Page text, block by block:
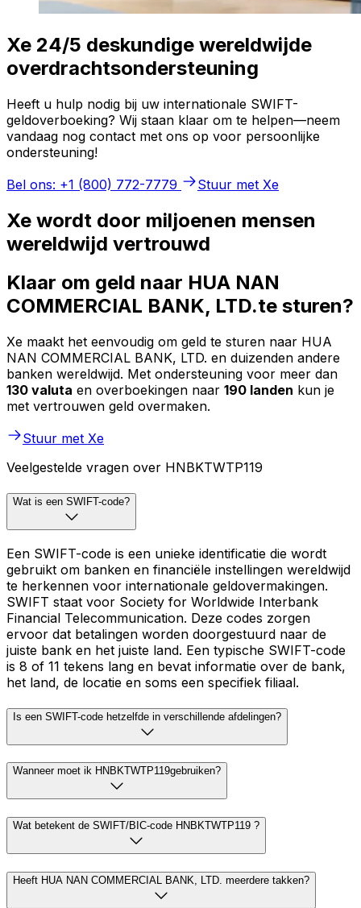
Xe 24/5 deskundige wereldwijde
overdrachtsondersteuning
Heeft u hulp nodig bij uw internationale SWIFT-
geldoverboeking? Wij staan klaar om te helpen—neem
vandaag nog contact met ons op voor persoonlijke
ondersteuning!
Bel ons: +1 (800) 772-7779
Stuur met Xe
Xe wordt door miljoenen mensen
wereldwijd vertrouwd
Klaar om geld naar HUA NAN
COMMERCIAL BANK, LTD.te sturen?
Xe maakt het eenvoudig om geld te sturen naar HUA
NAN COMMERCIAL BANK, LTD. en duizenden andere
banken wereldwijd. Met ondersteuning voor meer dan
130 valuta en overboekingen naar 190 landen kun je
met vertrouwen geld overmaken.
Stuur met Xe
Veelgestelde vragen over HNBKTWTP119
Wat is een SWIFT-code?
Een SWIFT-code is een unieke identificatie die wordt
gebruikt om banken en financiële instellingen wereldwijd
te herkennen voor internationale geldovermakingen.
SWIFT staat voor Society for Worldwide Interbank
Financial Telecommunication. Deze codes zorgen
ervoor dat betalingen worden doorgestuurd naar de
juiste bank en het juiste land. Een typische SWIFT-code
is 8 of 11 tekens lang en bevat informatie over de bank,
het land, de locatie en soms een specifiek filiaal.
Is een SWIFT-code hetzelfde in verschillende afdelingen?
Wanneer moet ik HNBKTWTP119gebruiken?
Wat betekent de SWIFT/BIC-code HNBKTWTP119 ?
Heeft HUA NAN COMMERCIAL BANK, LTD. meerdere takken?